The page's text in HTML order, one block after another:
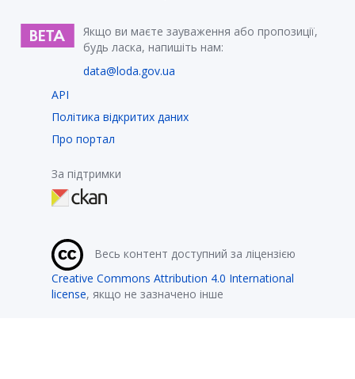
Якщо ви маєте зауваження або пропозиції,
будь ласка, напишіть нам:
data@loda.gov.ua
API
Політика відкритих даних
Про портал
За підтримки
Весь контент доступний за ліцензією
Creative Commons Attribution 4.0 International
license, якщо не зазначено інше